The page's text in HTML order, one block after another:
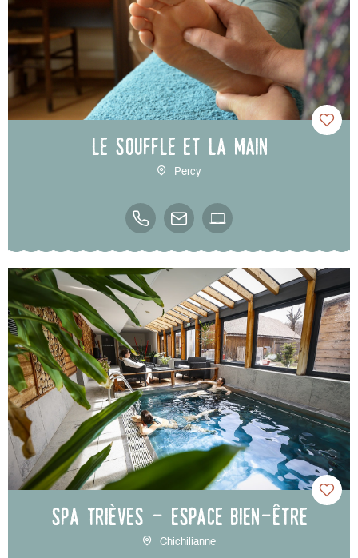
Le souffle et la main
Percy
SPA Trièves - Espace bien-être
Chichilianne